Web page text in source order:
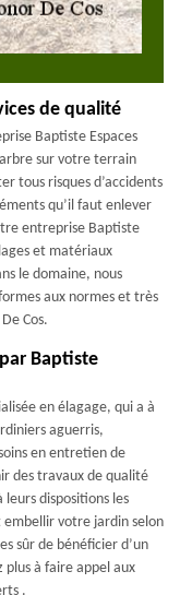
de qualité
Baptiste Espaces
sur votre terrain
tous risques d’accidents
qu’il faut enlever
entreprise Baptiste
et matériaux
le domaine, nous
aux normes et très
Cos.
Baptiste
en élagage, qui a à
aguerris,
en entretien de
des travaux de qualité
dispositions les
embellir votre jardin selon
sûr de bénéficier d’un
plus à faire appel aux
.